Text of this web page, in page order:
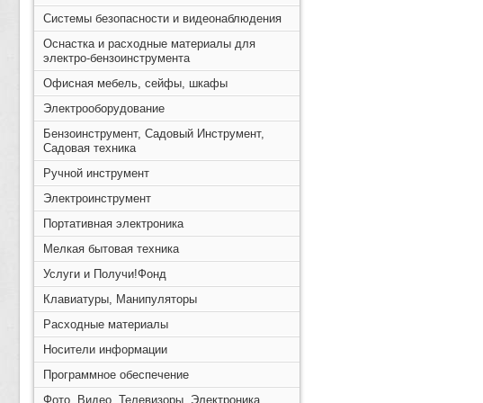
Системы безопасности и видеонаблюдения
Оснастка и расходные материалы для
электро-бензоинструмента
Офисная мебель, сейфы, шкафы
Электрооборудование
Бензоинструмент, Садовый Инструмент,
Садовая техника
Ручной инструмент
Электроинструмент
Портативная электроника
Мелкая бытовая техника
Услуги и Получи!Фонд
Клавиатуры, Манипуляторы
Расходные материалы
Носители информации
Программное обеспечение
Фото, Видео, Телевизоры, Электроника